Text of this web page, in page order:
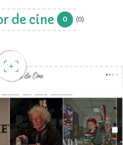
de cine 0 (0)